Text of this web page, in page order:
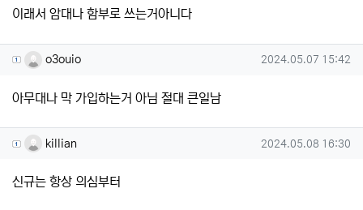
이래서 암대나 함부로 쓰는거아니다
o3ouio님의 댓글
o3ouio 작성일
2024.05.07 15:42
아무대나 막 가입하는거 아님 절대 큰일남
killian님의 댓글
killian 작성일
2024.05.08 16:30
신규는 항상 의심부터